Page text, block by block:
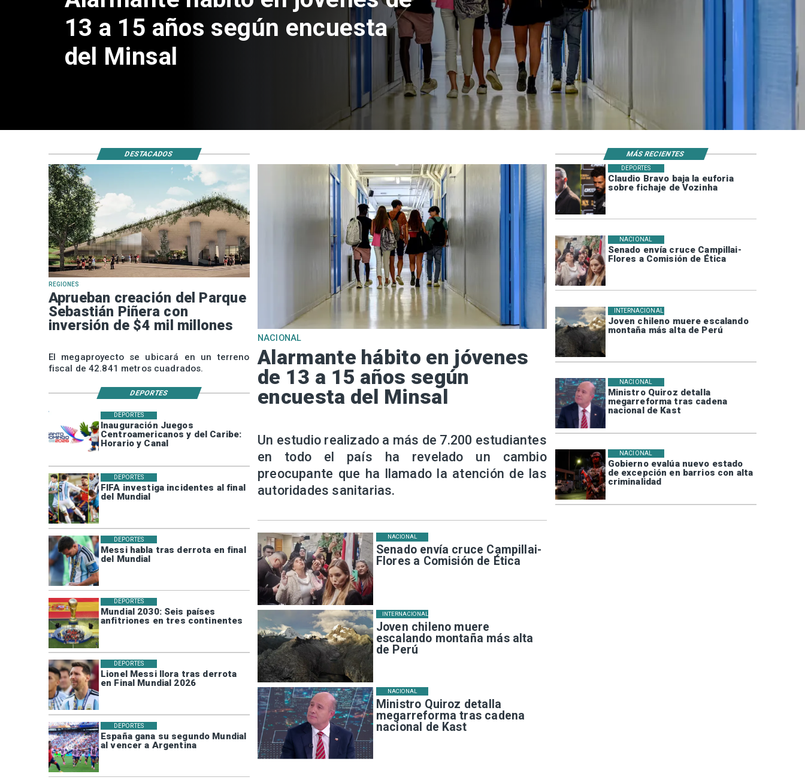
Sebastián Piñera con inversión
de $4 mil millones
Claudio Bravo baja la euforia
sobre fichaje de Vozinha
DEPORTES
Senado envía cruce Campillai-
Flores a Comisión de Ética
NACIONAL
Joven chileno muere escalando
montaña más alta de Perú
INTERNACIONAL
Ministro Quiroz detalla
megarreforma tras cadena
nacional de Kast
NACIONAL
Gobierno evalúa nuevo estado
de excepción en barrios con alta
criminalidad
NACIONAL
Inauguración Juegos
Centroamericanos y del Caribe:
Horario y Canal
DEPORTES
FIFA investiga incidentes al final
del Mundial
DEPORTES
Messi habla tras derrota en final
del Mundial
DEPORTES
Mundial 2030: Seis países
anfitriones en tres continentes
DEPORTES
Lionel Messi llora tras derrota
en Final Mundial 2026
DEPORTES
España gana su segundo Mundial
al vencer a Argentina
DEPORTES
Senado envía cruce Campillai-
Flores a Comisión de Ética
NACIONAL
Joven chileno muere
escalando montaña más alta
de Perú
INTERNACIONAL
Ministro Quiroz detalla
megarreforma tras cadena
nacional de Kast
NACIONAL
REGIONES
Aprueban creación del Parque
Sebastián Piñera con
inversión de $4 mil millones
El megaproyecto se ubicará en un terreno
fiscal de 42.841 metros cuadrados.
NACIONAL
Alarmante hábito en jóvenes
de 13 a 15 años según
encuesta del Minsal
Un estudio realizado a más de 7.200 estudiantes
en todo el país ha revelado un cambio
preocupante que ha llamado la atención de las
autoridades sanitarias.
DESTACADOS MÁS RECIENTES
DEPORTES